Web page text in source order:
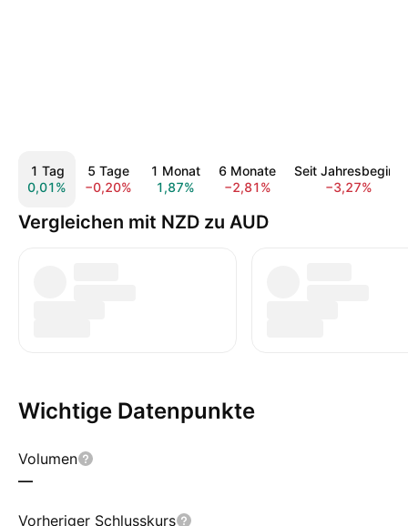
1 Tag
0,01%
5 Tage
−0,20%
1 Monat
1,87%
6 Monate
−2,81%
Seit Jahresbeginn
−3,27%
Vergleichen mit NZD zu AUD
Wichtige Datenpunkte
Volumen
—
Vorheriger Schlusskurs